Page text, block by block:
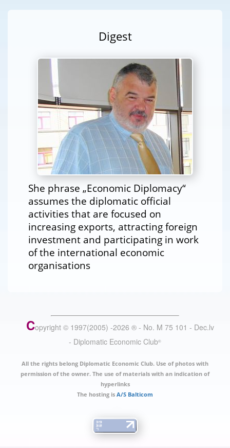
Digest
She phrase „Economic Diplomacy“
assumes the diplomatic official
activities that are focused on
increasing exports, attracting foreign
investment and participating in work
of the international economic
organisations
Copyright © 1997(2005) -2026 ® - No. M 75 101 - Dec.lv
- Diplomatic Economic Club®
All the rights belong Diplomatic Economic Club. Use of photos with
permission of the owner. The use of materials with an indication of
hyperlinks
The hosting is A/S Balticom